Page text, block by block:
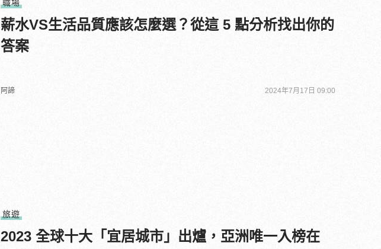
職場
薪水VS生活品質應該怎麼選？從這 5 點分析找出你的
答案
阿諦 2024年7月17日 09:00
旅遊
2023 全球十大「宜居城市」出爐，亞洲唯一入榜在